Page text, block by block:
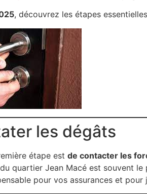
, découvrez les étapes
les dégâts
étape est de contacter les
quartier Jean Macé est souvent
pour vos assurances et